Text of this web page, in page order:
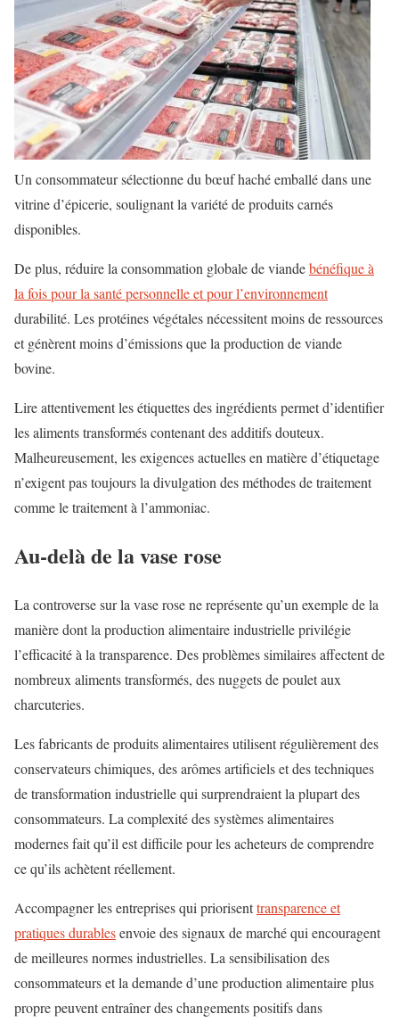
Un consommateur sélectionne du bœuf haché emballé dans une
vitrine d’épicerie, soulignant la variété de produits carnés
disponibles.
De plus, réduire la consommation globale de viandebénéfique à
la fois pour la santé personnelle et pour l’environnement
durabilité. Les protéines végétales nécessitent moins de ressources
et génèrent moins d’émissions que la production de viande
bovine.
Lire attentivement les étiquettes des ingrédients permet d’identifier
les aliments transformés contenant des additifs douteux.
Malheureusement, les exigences actuelles en matière d’étiquetage
n’exigent pas toujours la divulgation des méthodes de traitement
comme le traitement à l’ammoniac.
Au-delà de la vase rose
La controverse sur la vase rose ne représente qu’un exemple de la
manière dont la production alimentaire industrielle privilégie
l’efficacité à la transparence. Des problèmes similaires affectent de
nombreux aliments transformés, des nuggets de poulet aux
charcuteries.
Les fabricants de produits alimentaires utilisent régulièrement des
conservateurs chimiques, des arômes artificiels et des techniques
de transformation industrielle qui surprendraient la plupart des
consommateurs. La complexité des systèmes alimentaires
modernes fait qu’il est difficile pour les acheteurs de comprendre
ce qu’ils achètent réellement.
Accompagner les entreprises qui priorisenttransparence et
pratiques durablesenvoie des signaux de marché qui encouragent
de meilleures normes industrielles. La sensibilisation des
consommateurs et la demande d’une production alimentaire plus
propre peuvent entraîner des changements positifs dans